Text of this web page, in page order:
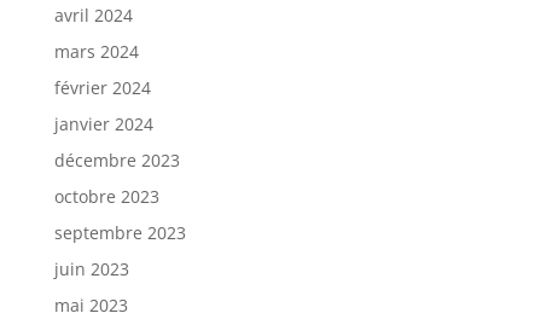
avril 2024
mars 2024
février 2024
janvier 2024
décembre 2023
octobre 2023
septembre 2023
juin 2023
mai 2023